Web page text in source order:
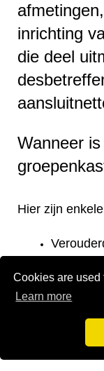
Cookies are used
Learn more
inrichting
die deel
Wanneer
Hier zijn
Te kleine
voldoen.